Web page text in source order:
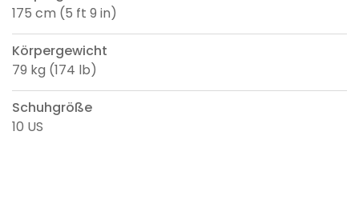
175 cm (5 ft 9 in)
Körpergewicht
79 kg (174 lb)
Schuhgröße
10 US